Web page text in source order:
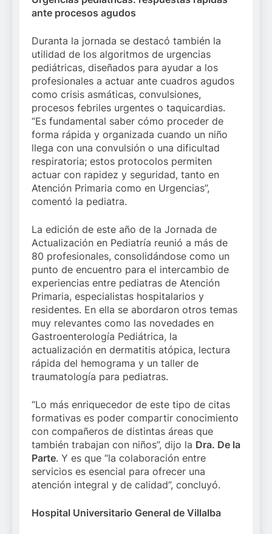
ante procesos agudos
Duranta la jornada se destacó también la
utilidad de los algoritmos de urgencias
pediátricas, diseñados para ayudar a los
profesionales a actuar ante cuadros agudos
como crisis asmáticas, convulsiones,
procesos febriles urgentes o taquicardias.
“Es fundamental saber cómo proceder de
forma rápida y organizada cuando un niño
llega con una convulsión o una dificultad
respiratoria; estos protocolos permiten
actuar con rapidez y seguridad, tanto en
Atención Primaria como en Urgencias”,
comentó la pediatra.
La edición de este año de la Jornada de
Actualización en Pediatría reunió a más de
80 profesionales, consolidándose como un
punto de encuentro para el intercambio de
experiencias entre pediatras de Atención
Primaria, especialistas hospitalarios y
residentes. En ella se abordaron otros temas
muy relevantes como las novedades en
Gastroenterología Pediátrica, la
actualización en dermatitis atópica, lectura
rápida del hemograma y un taller de
traumatología para pediatras.
“Lo más enriquecedor de este tipo de citas
formativas es poder compartir conocimiento
con compañeros de distintas áreas que
también trabajan con niños”, dijo la Dra. De la
Parte. Y es que “la colaboración entre
servicios es esencial para ofrecer una
atención integral y de calidad”, concluyó.
Hospital Universitario General de Villalba